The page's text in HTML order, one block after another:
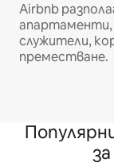
Airbnb
апартаменти,
служители,
преместване.